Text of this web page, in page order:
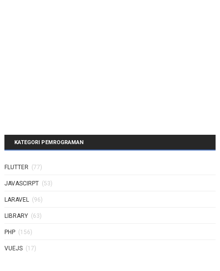
KATEGORI PEMROGRAMAN
FLUTTER (77)
JAVASCIRPT (53)
LARAVEL (96)
LIBRARY (63)
PHP (156)
VUEJS (17)